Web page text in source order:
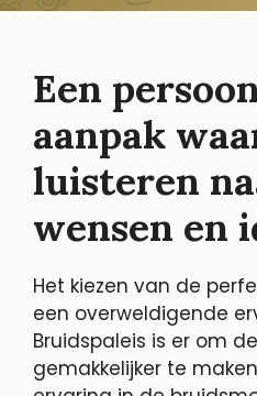
Een
aanpak
luisteren
wensen en
Het kiezen van de
een overweldigende
Bruidspaleis is er om
gemakkelijker te